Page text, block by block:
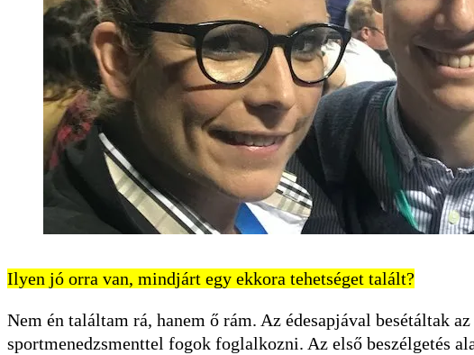
Ilyen jó orra van, mindjárt egy ekkora tehetséget talált?
Nem én találtam rá, hanem ő rám. Az édesapjával besétáltak
sportmenedzsmenttel fogok foglalkozni. Az első beszélgetés